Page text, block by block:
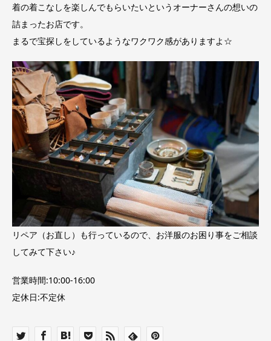
着の着こなしを楽しんでもらいたいというオーナーさんの想いの
詰まったお店です。
まるで宝探しをしているようなワクワク感がありますよ☆
リペア（お直し）も行っているので、お洋服のお困り事をご相談
してみて下さい♪
営業時間:10:00-16:00
定休日:不定休